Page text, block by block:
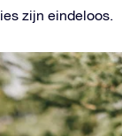
zijn eindeloos.